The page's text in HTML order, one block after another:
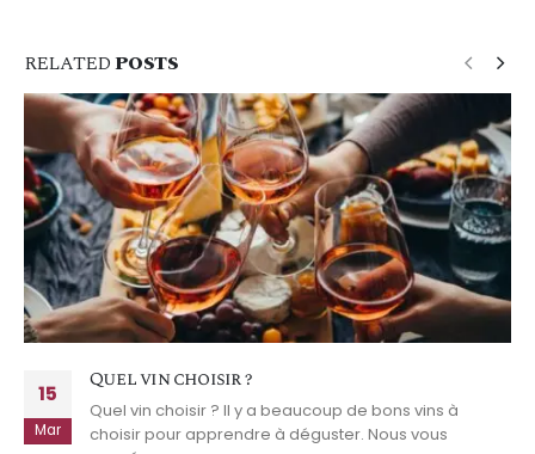
RELATEDPOSTS
15
Mar
Quel vin choisir ?
Quel vin choisir ? Il y a beaucoup de bons vins à
choisir pour apprendre à déguster. Nous vous